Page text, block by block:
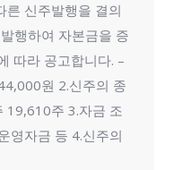
른 신주발행을 결의
행하여 자본금을 증
따라 공고합니다. –
원 2.신주의 종
19,610주 3.자금 조
영자금 등 4.신주의